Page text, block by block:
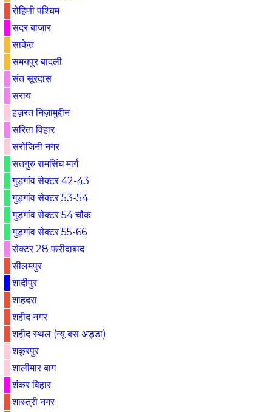
रोहिणी पश्चिम
सदर बाजार
साकेत
समयपुर बादली
संत सूरदास
सराय
हज़रत निज़ामुद्दीन
सरिता विहार
सरोजिनी नगर
सतगुरु रामसिंघ मार्ग
गुड़गांव सेक्टर 42-43
गुड़गांव सेक्टर 53-54
गुड़गांव सेक्टर 54 चौक
गुड़गांव सेक्टर 55-66
सेक्टर 28 फरीदाबाद
सीलमपुर
शादीपुर
शाहदरा
शहीद नगर
शहीद स्थल (न्यू बस अड्डा)
शकूरपुर
शालीमार बाग
शंकर विहार
शास्त्री नगर